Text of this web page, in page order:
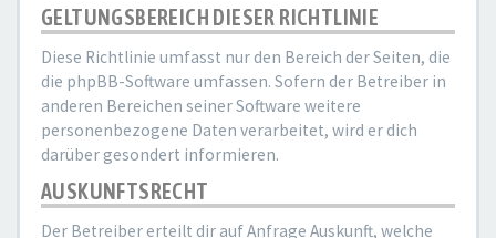
GELTUNGSBEREICH DIESER RICHTLINIE
Diese Richtlinie umfasst nur den Bereich der Seiten, die
die phpBB-Software umfassen. Sofern der Betreiber in
anderen Bereichen seiner Software weitere
personenbezogene Daten verarbeitet, wird er dich
darüber gesondert informieren.
AUSKUNFTSRECHT
Der Betreiber erteilt dir auf Anfrage Auskunft, welche